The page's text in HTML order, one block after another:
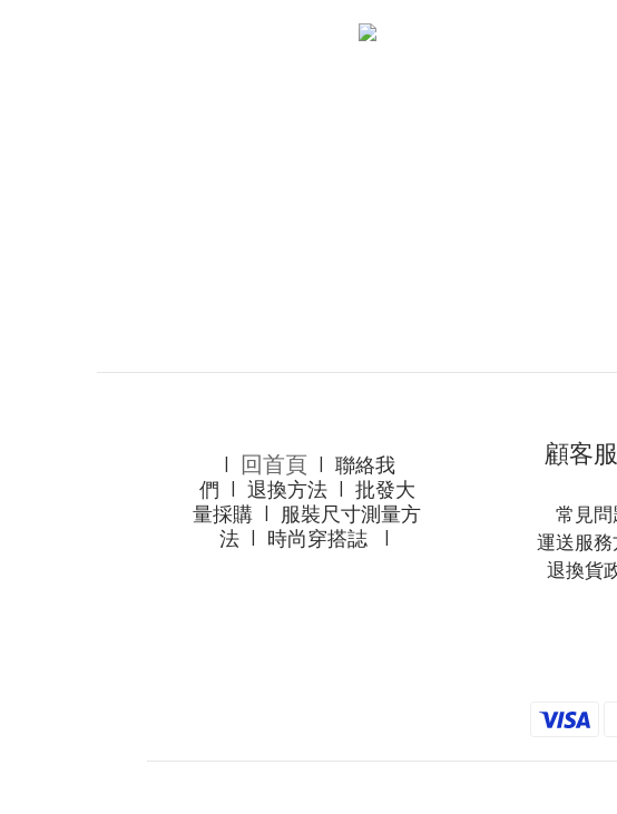
回首頁 l聯絡我
們
退換方法l 批發大
量採購
服裝尺寸測量方
法l 時尚穿搭誌l
顧客
常見問
運送服務
退換貨